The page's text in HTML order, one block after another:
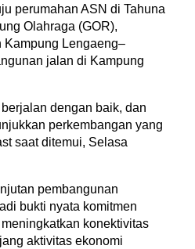
perumahan ASN di Tahuna
Olahraga (GOR),
Kampung Lengaeng–
jalan di Kampung
dengan baik, dan
perkembangan yang
saat ditemui, Selasa
pembangunan
bukti nyata komitmen
konektivitas
aktivitas ekonomi